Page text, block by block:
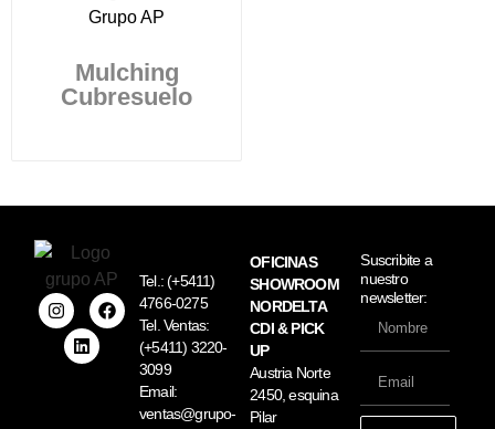
Mulching
Cubresuelo
Tel.:(+5411)
4766-0275
Tel. Ventas:
(+5411) 3220-
3099
Email:
ventas@grupo-
OFICINAS
SHOWROOM
NORDELTA
CDI & PICK
UP
Austria Norte
2450, esquina
Pilar
Suscribite a
nuestro
newsletter: